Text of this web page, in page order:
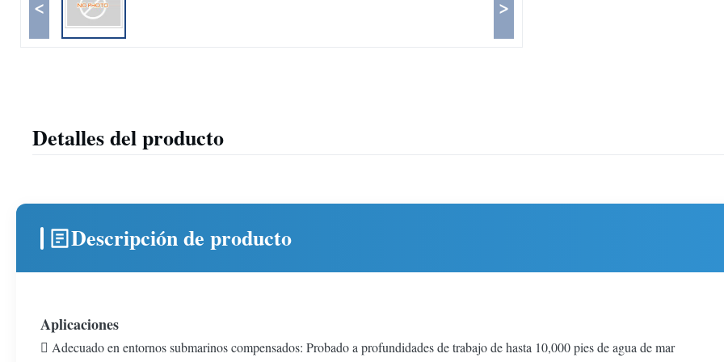
< >
Detalles del producto
Descripción de producto
Aplicaciones
 Adecuado en entornos submarinos compensados: Probado a profundidades de trabajo de hasta 10,000 pies de agua de mar